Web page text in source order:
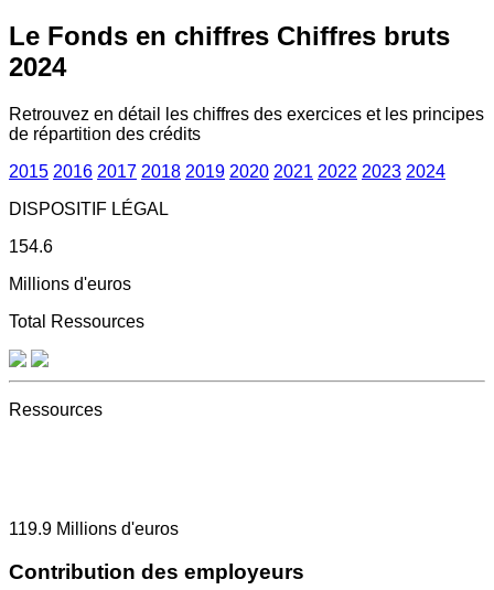
Le Fonds en chiffres Chiffres bruts
2024
Retrouvez en détail les chiffres des exercices et les principes
de répartition des crédits
2015 2016 2017 2018 2019 2020 2021 2022 2023 2024
DISPOSITIF LÉGAL
154.6
Millions d'euros
Total Ressources
Ressources
119.9 Millions d'euros
Contribution des employeurs